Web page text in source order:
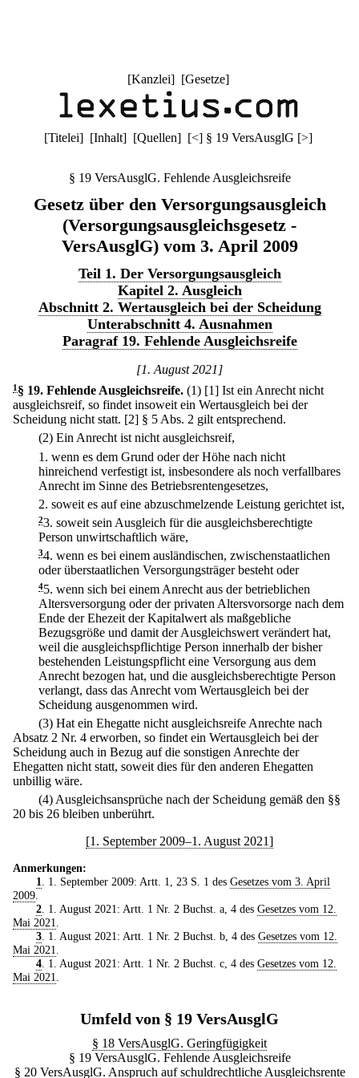
[Kanzlei] [Gesetze]
[Titelei] [Inhalt] [Quellen] [<] § 19 VersAusglG [>]
§ 19 VersAusglG. Fehlende Ausgleichsreife
Gesetz über den Versorgungsausgleich
(Versorgungsausgleichsgesetz -
VersAusglG) vom 3. April 2009
Teil 1. Der Versorgungsausgleich
Kapitel 2. Ausgleich
Abschnitt 2. Wertausgleich bei der Scheidung
Unterabschnitt 4. Ausnahmen
Paragraf 19. Fehlende Ausgleichsreife
[1. August 2021]
1 § 19. Fehlende Ausgleichsreife. (1) [1] Ist ein Anrecht nicht
ausgleichsreif, so findet insoweit ein Wertausgleich bei der
Scheidung nicht statt. [2] § 5 Abs. 2 gilt entsprechend.
(2) Ein Anrecht ist nicht ausgleichsreif,
1. wenn es dem Grund oder der Höhe nach nicht
hinreichend verfestigt ist, insbesondere als noch verfallbares
Anrecht im Sinne des Betriebsrentengesetzes,
2. soweit es auf eine abzuschmelzende Leistung gerichtet ist,
23. soweit sein Ausgleich für die ausgleichsberechtigte
Person unwirtschaftlich wäre,
34. wenn es bei einem ausländischen, zwischenstaatlichen
oder überstaatlichen Versorgungsträger besteht oder
45. wenn sich bei einem Anrecht aus der betrieblichen
Altersversorgung oder der privaten Altersvorsorge nach dem
Ende der Ehezeit der Kapitalwert als maßgebliche
Bezugsgröße und damit der Ausgleichswert verändert hat,
weil die ausgleichspflichtige Person innerhalb der bisher
bestehenden Leistungspflicht eine Versorgung aus dem
Anrecht bezogen hat, und die ausgleichsberechtigte Person
verlangt, dass das Anrecht vom Wertausgleich bei der
Scheidung ausgenommen wird.
(3) Hat ein Ehegatte nicht ausgleichsreife Anrechte nach
Absatz 2 Nr. 4 erworben, so findet ein Wertausgleich bei der
Scheidung auch in Bezug auf die sonstigen Anrechte der
Ehegatten nicht statt, soweit dies für den anderen Ehegatten
unbillig wäre.
(4) Ausgleichsansprüche nach der Scheidung gemäß den §§
20 bis 26 bleiben unberührt.
[1. September 2009–1. August 2021]
Anmerkungen:
1
. 1. September 2009: Artt. 1, 23 S. 1 des Gesetzes vom 3. April
2009
2. 1. August 2021: Artt. 1 Nr. 2 Buchst. a, 4 des Gesetzes vom 12.
Mai 2021
3. 1. August 2021: Artt. 1 Nr. 2 Buchst. b, 4 des Gesetzes vom 12.
Mai 2021
4. 1. August 2021: Artt. 1 Nr. 2 Buchst. c, 4 des Gesetzes vom 12.
Mai 2021
Umfeld von § 19 VersAusglG
§ 18 VersAusglG. Geringfügigkeit
§ 19 VersAusglG. Fehlende Ausgleichsreife
§ 20 VersAusglG. Anspruch auf schuldrechtliche Ausgleichsrente